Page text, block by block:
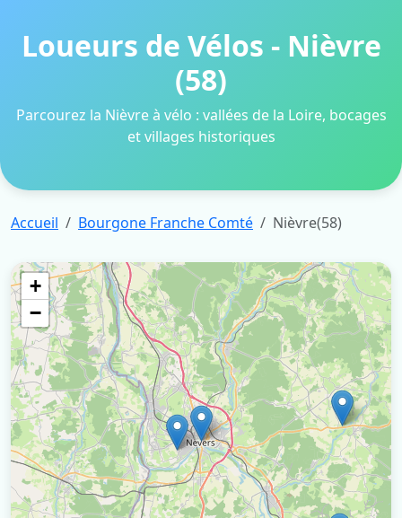
Loueurs de Vélos - Nièvre
(58)
Parcourez la Nièvre à vélo : vallées de la Loire, bocages
et villages historiques
Accueil Bourgone Franche Comté Nièvre(58)
+
−